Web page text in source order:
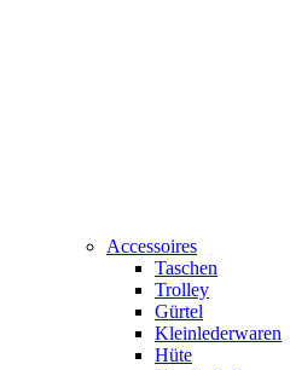
Accessoires
Taschen
Trolley
Gürtel
Kleinlederwaren
Hüte